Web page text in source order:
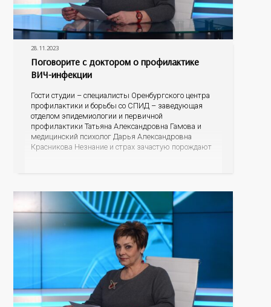
28.11.2023
Поговорите с доктором о профилактике
ВИЧ-инфекции
Гости студии – специалисты Оренбургского центра
профилактики и борьбы со СПИД – заведующая
отделом эпидемиологии и первичной
профилактики Татьяна Александровна Гамова и
медицинский психолог Дарья Александровна
Красникова Незнание и страх зачастую порождают